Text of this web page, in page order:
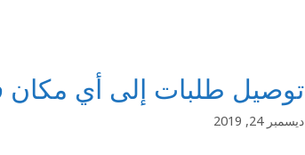
توصيل طلبات إلى أي مكان
ديسمبر 24, 2019